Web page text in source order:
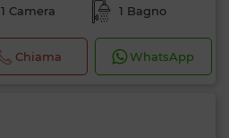
1 Camera 1 Bagno
Chiama WhatsApp